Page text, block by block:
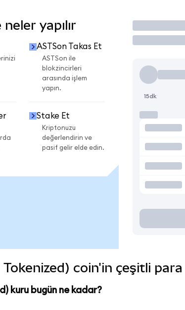
yapılır
ASTSon Takas Et
ASTSon ile
blokzincirleri
arasında işlem
yapın.
Stake Et
Kriptonuzu
değerlendirin ve
pasif gelir elde edin.
İşlem
15dk
Tokenized) coin'in çeşitli
kuru bugün ne kadar?